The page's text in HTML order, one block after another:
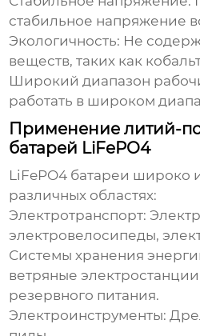
стабильное напряжение
Экологичность: Не
веществ, таких как
Широкий диапазон
работать в широком
Применение литий-
батарей LiFePO4
LiFePO4 батареи широко
различных областях:
Электротранспорт:
электровелосипеды,
Системы хранения
ветряные
резервного питания.
Электроинструменты: